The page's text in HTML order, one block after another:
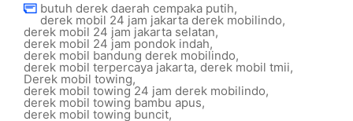
butuh derek daerah cempaka putih,
derek mobil 24 jam jakarta derek mobilindo,
derek mobil 24 jam jakarta selatan,
derek mobil 24 jam pondok indah,
derek mobil bandung derek mobilindo,
derek mobil terpercaya jakarta, derek mobil tmii,
Derek mobil towing,
derek mobil towing 24 jam derek mobilindo,
derek mobil towing bambu apus,
derek mobil towing buncit,